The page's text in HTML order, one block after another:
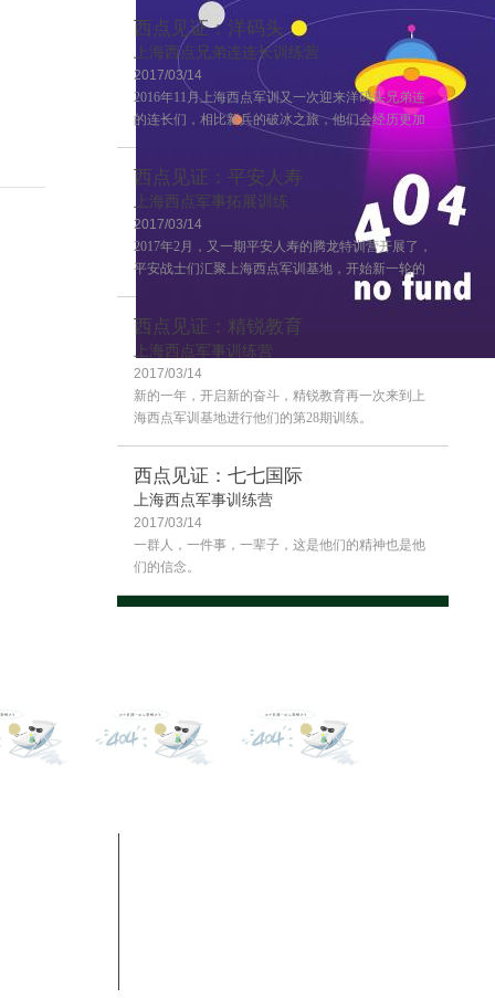
客户评价
西点见证：洋码头
上海西点兄弟连连长训练营
2017/03/14
2016年11月上海西点军训又一次迎来洋码头兄弟连
的连长们，相比新兵的破冰之旅，他们会经历更加
严格的训练，这也是兄弟连连长训练的第二期，来
西点见证：平安人寿
上海西点军事拓展训练
2017/03/14
2017年2月，又一期平安人寿的腾龙特训营开展了，
平安战士们汇聚上海西点军训基地，开始新一轮的
西点见证：精锐教育
上海西点军事训练营
2017/03/14
新的一年，开启新的奋斗，精锐教育再一次来到上
海西点军训基地进行他们的第28期训练。
西点见证：七七国际
上海西点军事训练营
2017/03/14
一群人，一件事，一辈子，这是他们的精神也是他
们的信念。